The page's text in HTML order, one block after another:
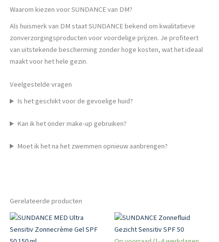
Waarom kiezen voor SUNDANCE van DM?
Als huismerk van DM staat SUNDANCE bekend om kwalitatieve
zonverzorgingsproducten voor voordelige prijzen. Je profiteert
van uitstekende bescherming zonder hoge kosten, wat het ideaal
maakt voor het hele gezin.
Veelgestelde vragen
Is het geschikt voor de gevoelige huid?
Kan ik het onder make-up gebruiken?
Moet ik het na het zwemmen opnieuw aanbrengen?
Gerelateerde producten